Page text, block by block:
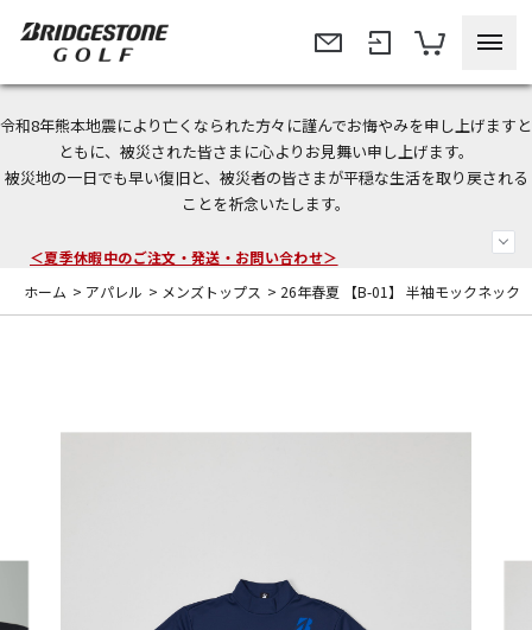
令和8年熊本地震により亡くなられた方々に謹んでお悔やみを申し上げますと
ともに、被災された皆さまに心よりお見舞い申し上げます。
被災地の一日でも早い復旧と、被災者の皆さまが平穏な生活を取り戻される
ことを祈念いたします。
今なら新規会員登録で1,000円OFFクーポンプレゼント！
＜商品配送に関するお知らせ＞
ホーム > アパレル > メンズトップス > 26年春夏 【B-01】 半袖モックネック